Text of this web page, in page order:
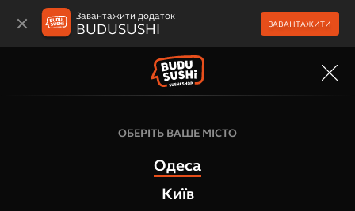
Завантажити додаток
BUDUSUSHI ЗАВАНТАЖИТИ
Напої
Zandukeli "Тархун" напій газ (б/а), 0,5
ОБЕРІТЬ ВАШЕ МІСТО
Одеса
Київ